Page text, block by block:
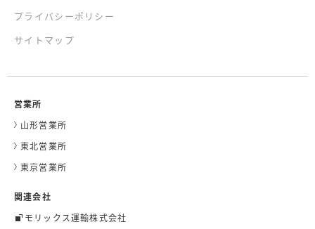
プライバシーポリシー
サイトマップ
営業所
山形営業所
東北営業所
東京営業所
関連会社
モリックス運輸株式会社